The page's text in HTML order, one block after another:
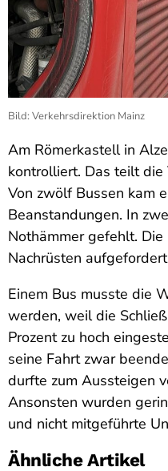
Bild: Verkehrsdirektion Mainz
Am Römerkastell in
kontrolliert. Das teilt die
Von zwölf Bussen kam
Beanstandungen. In
Nothämmer gefehlt.
Nachrüsten
Einem Bus musste die
werden, weil die
Prozent zu hoch
seine Fahrt zwar
durfte zum Aussteigen
Ansonsten wurden
und nicht mitgeführte
Ähnliche Artikel